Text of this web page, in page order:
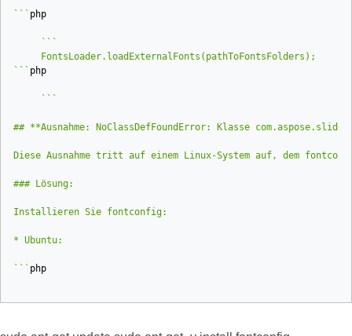
``` php
``` php
## **Ausnahme: NoClassDefFoundError: Klasse
### Lösung:
``` php